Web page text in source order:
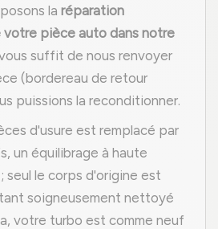
la réparation
votre pièce auto dans notre
suffit de nous renvoyer
(bordereau de retour
puissions la reconditionner.
d'usure est remplacé par
un équilibrage à haute
seul le corps d'origine est
soigneusement nettoyé
votre turbo est comme neuf